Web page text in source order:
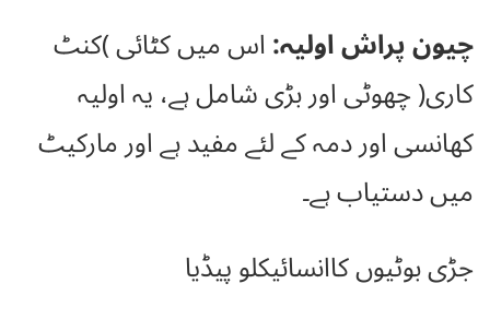
چیون پراش اولیہ:اس میں کٹائی )کنٹ
کاری( چھوٹی اور بڑی شامل ہے، یہ اولیہ
کھانسی اور دمہ کے لئے مفید ہے اور مارکیٹ
میں دستیاب ہے۔
جڑی بوٹیوں کاانسائیکلو پیڈیا